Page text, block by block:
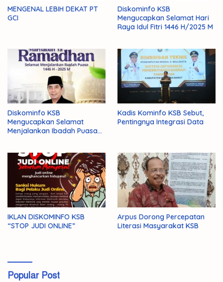
MENGENAL LEBIH DEKAT PT
GCI
Diskominfo KSB
Mengucapkan Selamat Hari
Raya Idul Fitri 1446 H/2025 M
Diskominfo KSB
Mengucapkan Selamat
Menjalankan Ibadah Puasa
Kadis Kominfo KSB Sebut,
Pentingnya Integrasi Data
IKLAN DISKOMINFO KSB
“STOP JUDI ONLINE”
Arpus Dorong Percepatan
Literasi Masyarakat KSB
Popular Post